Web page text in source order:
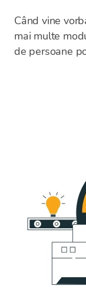
Când vine
mai multe
de persoane